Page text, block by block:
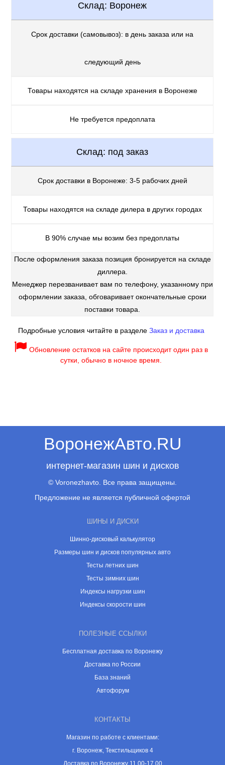
Склад: Воронеж
Срок доставки (самовывоз): в день заказа или на
следующий день
Товары находятся на складе хранения в Воронеже
Не требуется предоплата
Склад: под заказ
Срок доставки в Воронеже: 3-5 рабочих дней
Товары находятся на складе дилера в других городах
В 90% случае мы возим без предоплаты
После оформления заказа позиция бронируется на складе
диллера.
Менеджер перезванивает вам по телефону, указанному при
оформлении заказа, обговаривает окончательные сроки
поставки товара.
Подробные условия читайте в разделе Заказ и доставка
Обновление остатков на сайте происходит один раз в
сутки, обычно в ночное время.
ВоронежАвто.RU
интернет-магазин шин и дисков
© Voronezhavto. Все права защищены.
Предложение не является публичной офертой
ШИНЫ И ДИСКИ
Шинно-дисковый калькулятор
Размеры шин и дисков популярных авто
Тесты летних шин
Тесты зимних шин
Индексы нагрузки шин
Индексы скорости шин
ПОЛЕЗНЫЕ ССЫЛКИ
Бесплатная доставка по Воронежу
Доставка по России
База знаний
Автофорум
КОНТАКТЫ
Магазин по работе с клиентами:
г. Воронеж, Текстильщиков 4
Доставка по Воронежу 11.00-17.00